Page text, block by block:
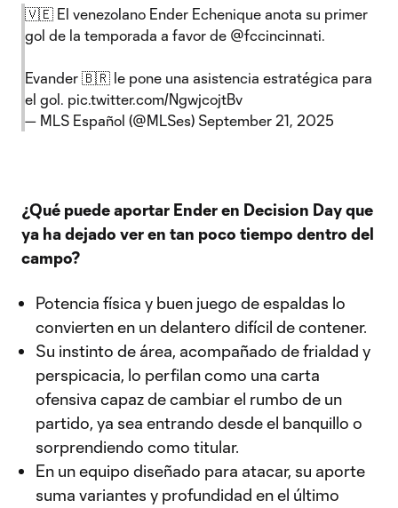
🇻🇪 El venezolano Ender Echenique anota su primer
gol de la temporada a favor de @fccincinnati.
Evander 🇧🇷 le pone una asistencia estratégica para
el gol. pic.twitter.com/NgwjcojtBv
— MLS Español (@MLSes) September 21, 2025
¿Qué puede aportar Ender en Decision Day que
ya ha dejado ver en tan poco tiempo dentro del
campo?
Potencia física y buen juego de espaldas lo
convierten en un delantero difícil de contener.
Su instinto de área, acompañado de frialdad y
perspicacia, lo perfilan como una carta
ofensiva capaz de cambiar el rumbo de un
partido, ya sea entrando desde el banquillo o
sorprendiendo como titular.
En un equipo diseñado para atacar, su aporte
suma variantes y profundidad en el último